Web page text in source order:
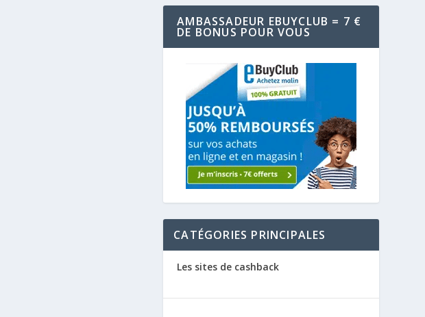
AMBASSADEUR EBUYCLUB = 7 €
DE BONUS POUR VOUS
CATÉGORIES PRINCIPALES
Les sites de cashback